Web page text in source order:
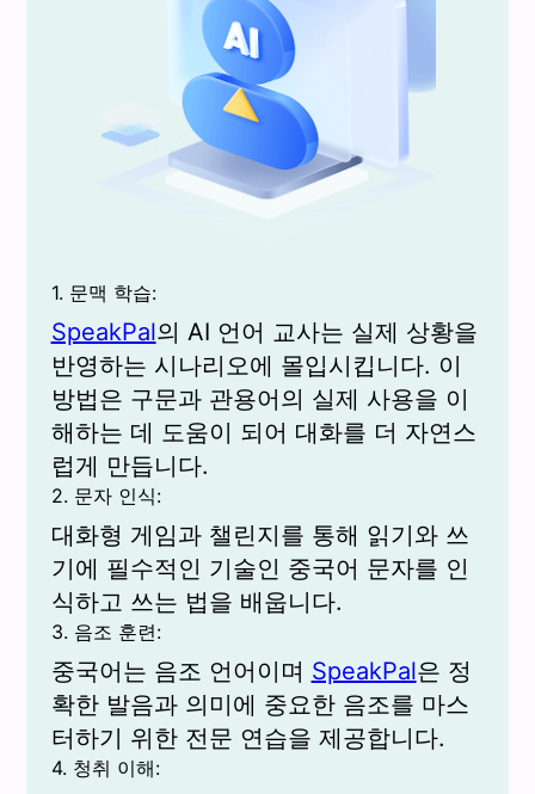
1. 문맥 학습:
SpeakPal의 AI 언어 교사는 실제 상황을
반영하는 시나리오에 몰입시킵니다. 이
방법은 구문과 관용어의 실제 사용을 이
해하는 데 도움이 되어 대화를 더 자연스
럽게 만듭니다.
2. 문자 인식:
대화형 게임과 챌린지를 통해 읽기와 쓰
기에 필수적인 기술인 중국어 문자를 인
식하고 쓰는 법을 배웁니다.
3. 음조 훈련:
중국어는 음조 언어이며 SpeakPal은 정
확한 발음과 의미에 중요한 음조를 마스
터하기 위한 전문 연습을 제공합니다.
4. 청취 이해: